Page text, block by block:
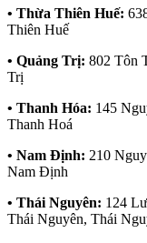
• Thừa Thiên Huế:
Thiên Huế
• Quảng Trị: 802 Tôn
Trị
• Thanh Hóa: 145
Thanh Hoá
• Nam Định: 210
Nam Định
• Thái Nguyên: 124
Thái Nguyên, Thái